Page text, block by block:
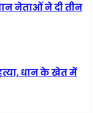
नेताओं ने दी तीन
धान के खेत में